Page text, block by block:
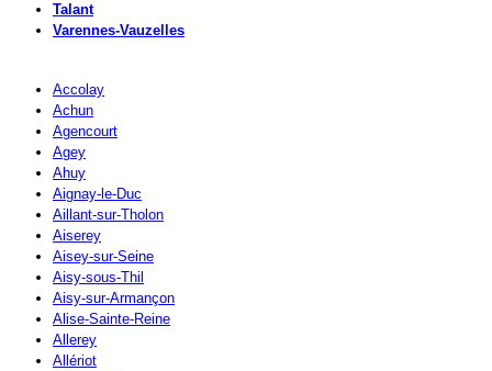
Talant
Varennes-Vauzelles
Accolay
Achun
Agencourt
Agey
Ahuy
Aignay-le-Duc
Aillant-sur-Tholon
Aiserey
Aisey-sur-Seine
Aisy-sous-Thil
Aisy-sur-Armançon
Alise-Sainte-Reine
Allerey
Allériot